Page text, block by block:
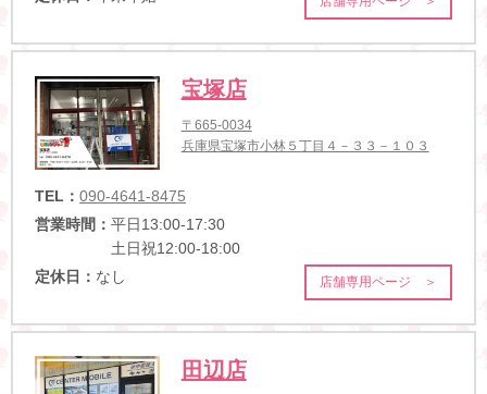
宝塚店
〒665-0034
兵庫県宝塚市小林５丁目４－３３－１０３
TEL： 090-4641-8475
営業時間： 平日13:00-17:30
土日祝12:00-18:00
定休日： なし 店舗専用ページ ＞
田辺店